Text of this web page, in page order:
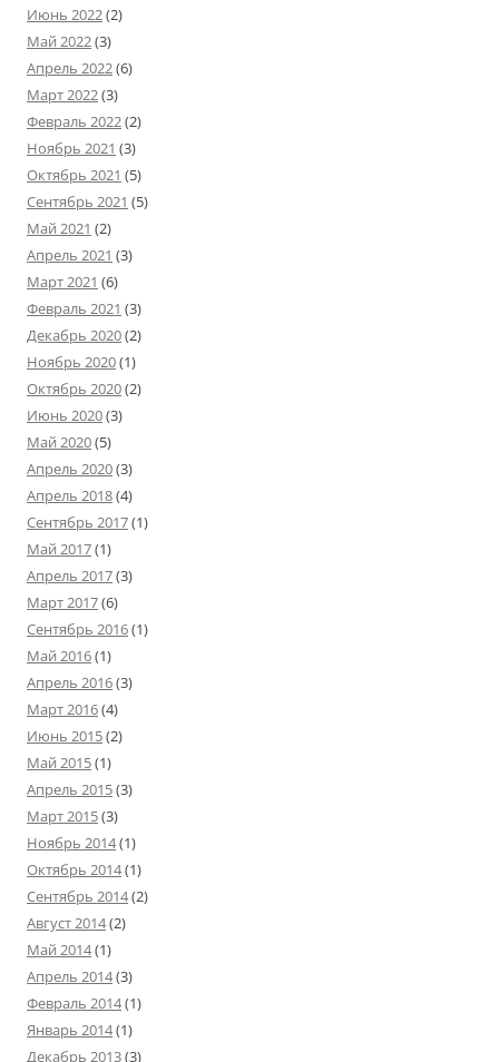
Июнь 2022(2)
Май 2022(3)
Апрель 2022(6)
Март 2022(3)
Февраль 2022(2)
Ноябрь 2021 (3)
Октябрь 2021 (5)
Сентябрь 2021 (5)
Май 2021 (2)
Апрель 2021 (3)
Март 2021 (6)
Февраль 2021 (3)
Декабрь 2020(2)
Ноябрь 2020(1)
Октябрь 2020(2)
Июнь 2020(3)
Май 2020(5)
Апрель 2020(3)
Апрель 2018(4)
Сентябрь 2017(1)
Май 2017(1)
Апрель 2017(3)
Март 2017(6)
Сентябрь 2016(1)
Май 2016(1)
Апрель 2016(3)
Март 2016(4)
Июнь 2015(2)
Май 2015(1)
Апрель 2015(3)
Март 2015(3)
Ноябрь 2014(1)
Октябрь 2014(1)
Сентябрь 2014(2)
Август 2014(2)
Май 2014(1)
Апрель 2014(3)
Февраль 2014(1)
Январь 2014(1)
Декабрь 2013(3)